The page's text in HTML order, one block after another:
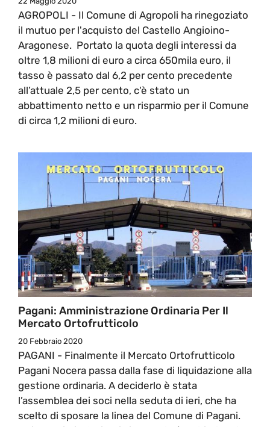
AGROPOLI - Il Comune di Agropoli ha rinegoziato
il mutuo per l'acquisto del Castello Angioino-
Aragonese. Portato la quota degli interessi da
oltre 1,8 milioni di euro a circa 650mila euro, il
tasso è passato dal 6,2 per cento precedente
all’attuale 2,5 per cento, c'è stato un
abbattimento netto e un risparmio per il Comune
di circa 1,2 milioni di euro.
Pagani: Amministrazione Ordinaria Per Il
Mercato Ortofrutticolo
20 Febbraio 2020
PAGANI - Finalmente il Mercato Ortofrutticolo
Pagani Nocera passa dalla fase di liquidazione alla
gestione ordinaria. A deciderlo è stata
l’assemblea dei soci nella seduta di ieri, che ha
scelto di sposare la linea del Comune di Pagani.